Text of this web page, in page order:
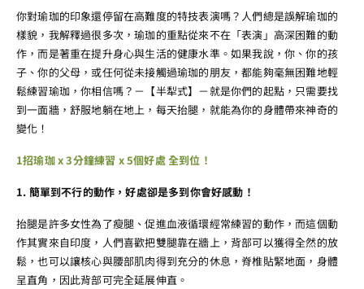
你對瑜珈的印象還停留在高難度的特技表演嗎？人們總是誤解瑜珈的
樣貌，我解釋過很多次，瑜珈的重點從來不在「表演」高深困難的動
作，而是著重在提升身心與生活的健康水準。如果我說，你、你的孩
子、你的父母，或任何從未接觸過瑜珈的朋友，都能夠毫無困難地輕
鬆練習瑜珈，你相信嗎？－【半犁式】－就是你們的起點，只需要找
到一面牆，舒服地躺在地上，每天抬腿，就能為你的身體帶來神奇的
變化！
1招瑜珈 x 3分鐘練習 x 5個好處 全到位！
1. 簡單到不行的動作，好處卻是多到你會好感動！
抬腿是許多女性為了瘦腿、促進血液循環經常練習的動作，而這個動
作其實來自印度，人們喜歡把雙腿靠在牆上，背部可以獲得全然的放
鬆，也可以讓核心與腰部肌肉得到充分的休息，脊椎貼緊地面，身體
呈直角，因此背部可完全延展伸直。